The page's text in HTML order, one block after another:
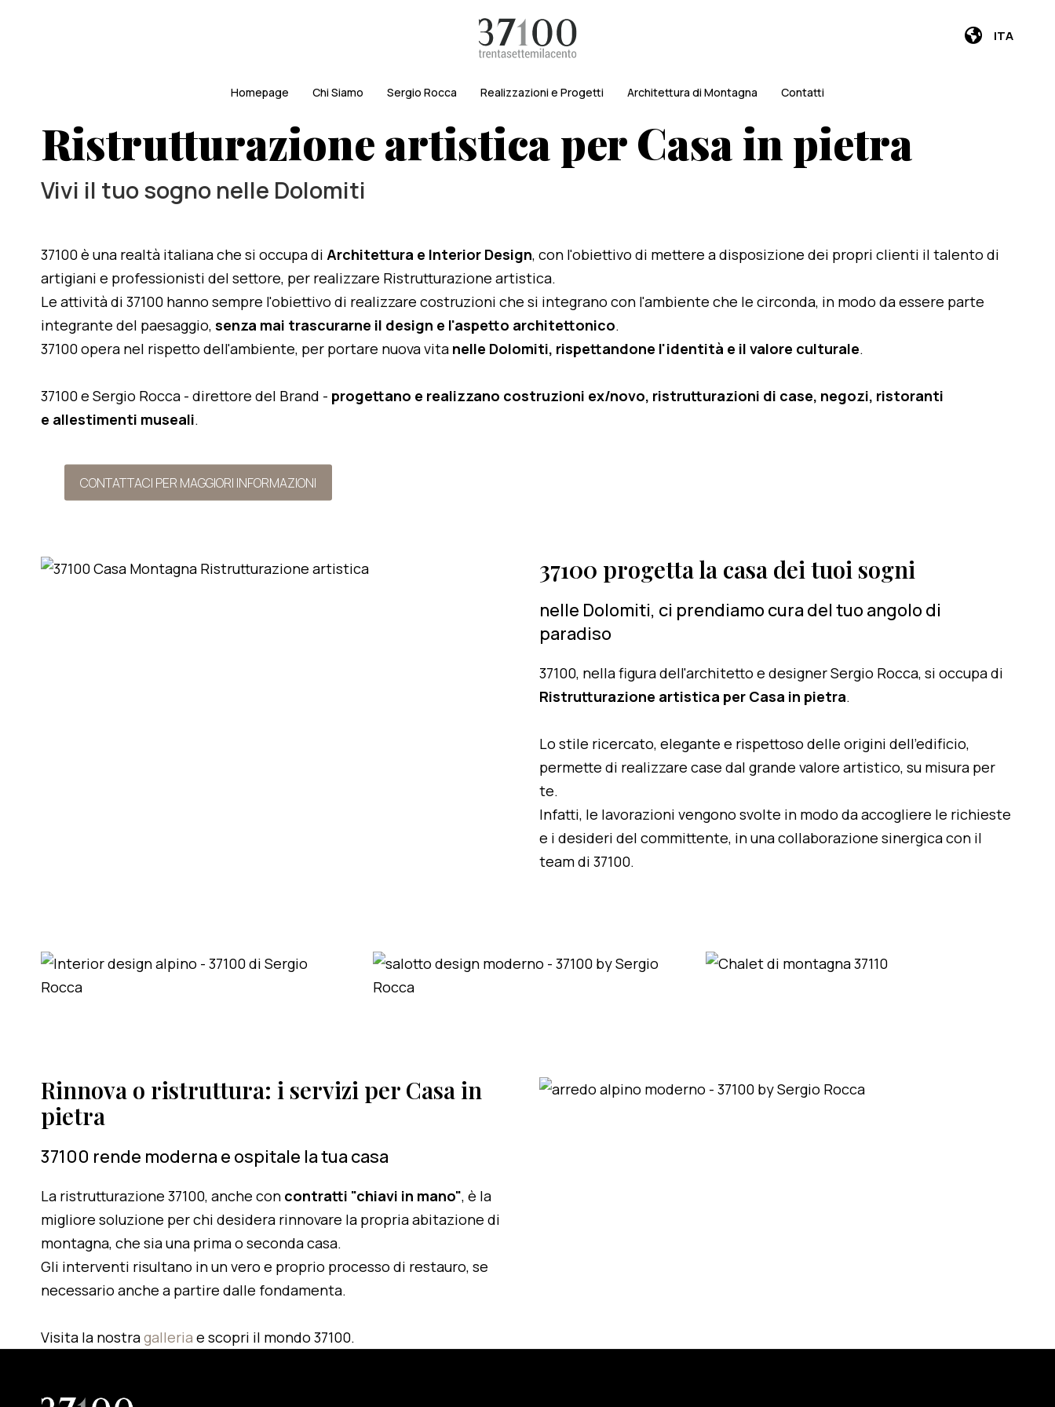
ITA
Homepage Chi Siamo Sergio Rocca Realizzazioni e Progetti Architettura di Montagna Contatti
Ristrutturazione artistica per Casa in pietra
Vivi il tuo sogno nelle Dolomiti
37100 è una realtà italiana che si occupa di Architettura e Interior Design, con l'obiettivo di mettere a disposizione dei propri clienti il talento di
artigiani e professionisti del settore, per realizzare Ristrutturazione artistica.
Le attività di 37100 hanno sempre l'obiettivo di realizzare costruzioni che si integrano con l'ambiente che le circonda, in modo da essere parte
integrante del paesaggio, senza mai trascurarne il design e l'aspetto architettonico.
37100 opera nel rispetto dell'ambiente, per portare nuova vita nelle Dolomiti, rispettandone l'identità e il valore culturale.
37100 e Sergio Rocca - direttore del Brand - progettano e realizzano costruzioni ex/novo, ristrutturazioni di case, negozi, ristoranti
e allestimenti museali.
CONTATTACI PER MAGGIORI INFORMAZIONI
37100 progetta la casa dei tuoi sogni
nelle Dolomiti, ci prendiamo cura del tuo angolo di
paradiso
37100, nella figura dell'architetto e designer Sergio Rocca, si occupa di
Ristrutturazione artistica per Casa in pietra.
Lo stile ricercato, elegante e rispettoso delle origini dell'edificio,
permette di realizzare case dal grande valore artistico, su misura per
te.
Infatti, le lavorazioni vengono svolte in modo da accogliere le richieste
e i desideri del committente, in una collaborazione sinergica con il
team di 37100.
Rinnova o ristruttura: i servizi per Casa in
pietra
37100 rende moderna e ospitale la tua casa
La ristrutturazione 37100, anche con contratti "chiavi in mano", è la
migliore soluzione per chi desidera rinnovare la propria abitazione di
montagna, che sia una prima o seconda casa.
Gli interventi risultano in un vero e proprio processo di restauro, se
necessario anche a partire dalle fondamenta.
Visita la nostragalleria e scopri il mondo 37100.